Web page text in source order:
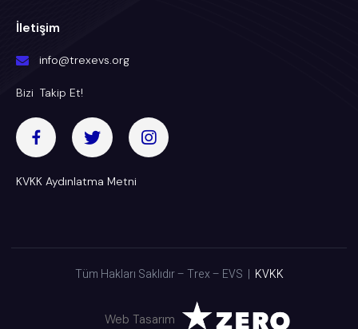
İletişim
info@trexevs.org
Bizi Takip Et!
KVKK Aydınlatma Metni
Tüm Hakları Saklıdır – Trex – EVS | KVKK
Web Tasarım